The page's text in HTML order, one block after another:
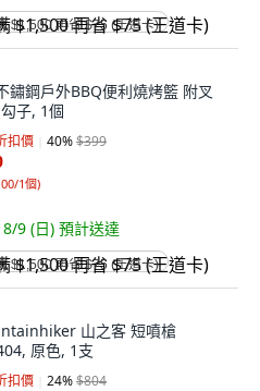
$1,500 再省 $75 (王道卡)
鏽鋼戶外BBQ便利燒烤籃 附叉
子, 1個
扣價 40%$399
1個)
8/9 (日) 預計送達
$1,500 再省 $75 (王道卡)
山之客 短噴槍
原色, 1支
扣價 24%$804